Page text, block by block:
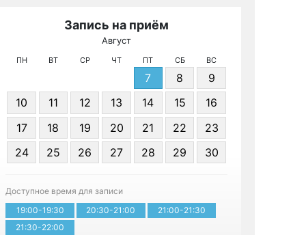
Запись на приём
Август
ПН ВТ СР ЧТ ПТ СБ ВС
7 8
9
10
11 12 13 14 15
16
17
18 19 20 21 22
23
24
25 26 27 28 29 30
Доступное время для записи
19:00-19:30
20:30-21:00
21:00-21:30
21:30-22:00